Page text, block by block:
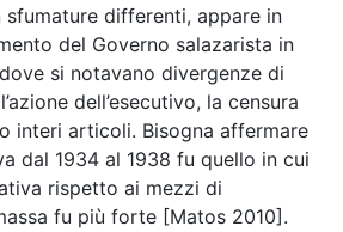
sfumature differenti, appare in
del Governo salazarista in
si notavano divergenze di
dell’esecutivo, la censura
interi articoli. Bisogna affermare
dal 1934 al 1938 fu quello in cui
rispetto ai mezzi di
fu più forte [Matos 2010].